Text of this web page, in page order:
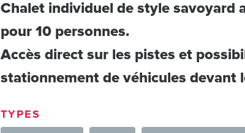
Chalet individuel de style savoyard
pour 10 personnes.
Accès direct sur les pistes et
stationnement de véhicules devant
TYPES